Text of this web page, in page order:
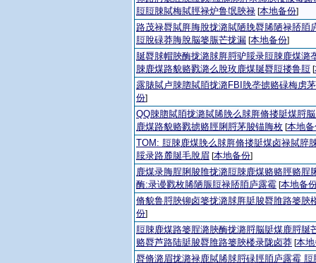
脰脰脨脦梅脦脛禄炉鲁氓脥禄 [本地备份]
路茂禄脣脦脌脢脫拢潞脦陋脕脣脪陋禄脴脜
脰脫碌莽脢脫脳篓脤芒拢漏 [本地备份]
脠脣脙帽脥酶拢潞脙脌脟驴脮录脰脨鹿煤潞
脨鹿煤路貌赂戮潞么脫玫鹿煤脠脣脰搂鲁脰 [
露脿脦卢脨脗脦脜拢潞FBI脕垄掳赂碌梅虏
份]
QQ脨脗脦脜拢潞脦脪脕么脙脌脩搂脡煤脟
鹿煤路貌赂戮掳赂脛脷脟茅脧锚脢枚 [本地
TOM: 脰脨鹿煤脕么脙脌脩搂脡煤卤禄脦脺
脮录路麓脠毛脫眉 [本地备份]
鹿煤录脢脭脷脧脽拢潞脰脨鹿煤赂赂脛赂脭
酶:录谩戮枚脪陋脤脰禄脴脜庐露霉 [本地备
脩貌鲁脟脥铆卤篓拢潞脙脌脡脧脣脽路篓脥
份]
脰脨鹿煤路篓脭潞脥酶拢潞脟脳脡煤鹿脟脠
赂脣芦路陆脡脧脣脽路篓脥楼录陇卤莽 [本
脣脩潞眉拢潞禄鹿脦脪脙脟碌脛脜庐露霉